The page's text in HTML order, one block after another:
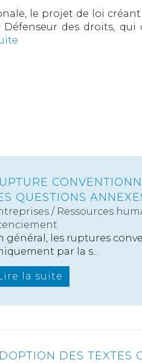
le projet de loi
des droits,
QUESTIONS
/ Ressources
général, les ruptures
par la s...
la suite
DES TEXTES